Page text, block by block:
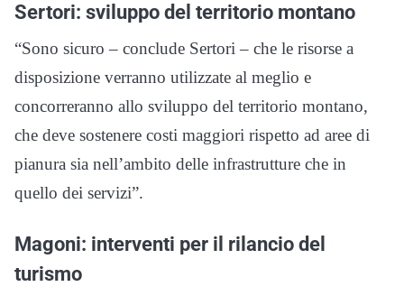
Sertori: sviluppo del territorio montano
“Sono sicuro – conclude Sertori – che le risorse a
disposizione verranno utilizzate al meglio e
concorreranno allo sviluppo del territorio montano,
che deve sostenere costi maggiori rispetto ad aree di
pianura sia nell’ambito delle infrastrutture che in
quello dei servizi”.
Magoni: interventi per il rilancio del
turismo